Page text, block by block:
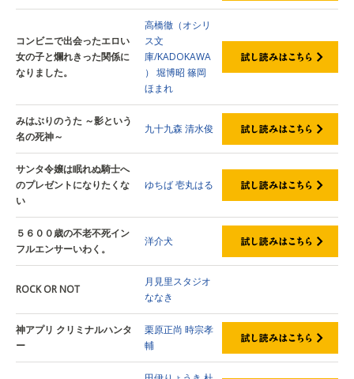
コンビニで出会ったエロい
女の子と爛れきった関係に
なりました。
高橋徹（オシリ
ス文
庫/KADOKAWA
） 堀博昭 篠岡
ほまれ
みはぶりのうた ～影という
名の死神～
九十九森 清水俊
サンタ令嬢は眠れぬ騎士へ
のプレゼントになりたくな
い
ゆちば壱丸はる
５６００歳の不老不死イン
フルエンサーいわく。
洋介犬
ROCK OR NOT
月見里スタジオ
ななき
神アプリ クリミナルハンタ
ー
栗原正尚 時宗孝
輔